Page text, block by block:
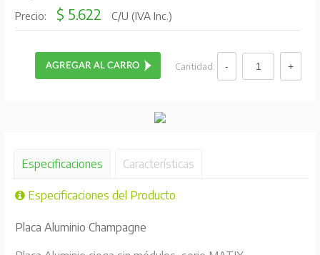
Precio: $ 5.622 C/U (IVA Inc.)
Cantidad:
Especificaciones Características
Especificaciones del Producto
Placa Aluminio Champagne